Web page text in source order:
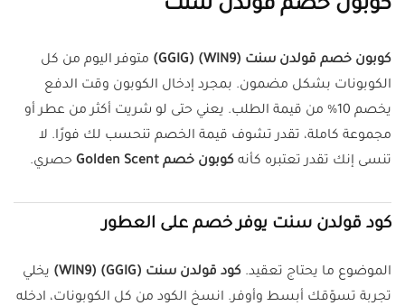
كوبون خصم قولدن سنت
كوبون خصم قولدن سنت (WIN9) (GGIG)
متوفر اليوم من كل
الكوبونات بشكل مضمون. بمجرد إدخال الكوبون وقت الدفع
يخصم 10% من قيمة الطلب. يعني حتى لو شريت أكثر من عطر أو
مجموعة كاملة، تقدر تشوف قيمة الخصم تنحسب لك فورًا. لا
تنسى إنك تقدر تعتبره كأنه كوبون خصم Golden Scent حصري.
كود قولدن سنت يوفر خصم على العطور
الموضوع ما يحتاج تعقيد. كود قولدن سنت (GGIG) (WIN9)
يخلي
تجربة تسوّقك أبسط وأوفر. انسخ الكود من كل الكوبونات، ادخله